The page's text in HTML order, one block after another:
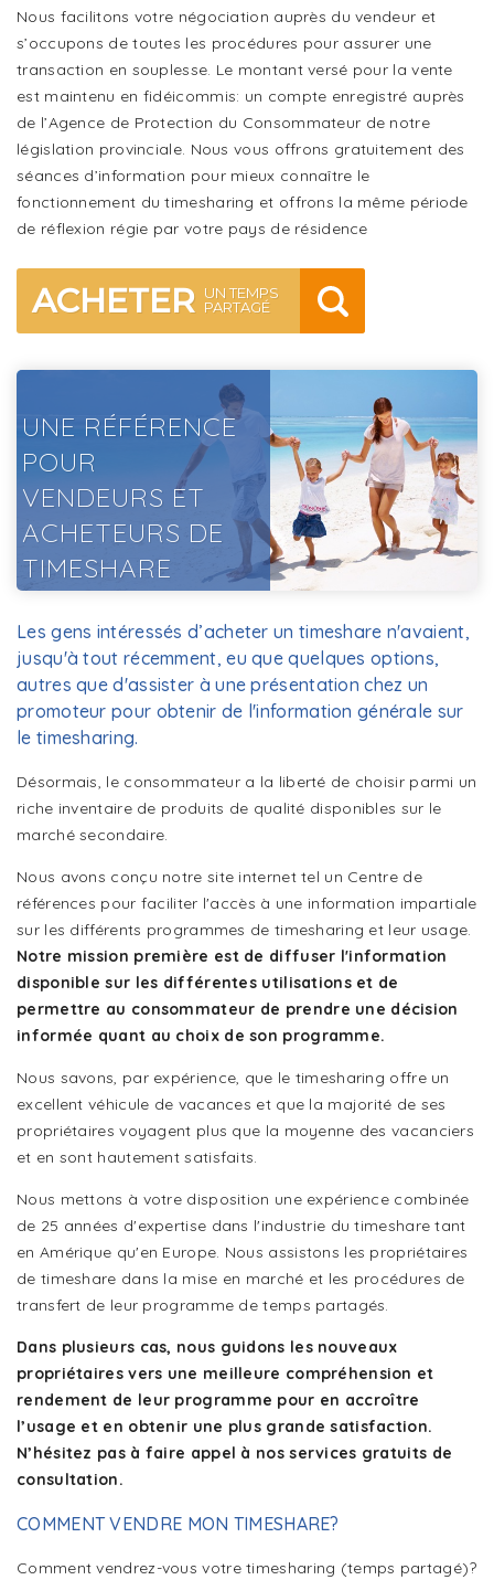
Nous facilitons votre négociation auprès du vendeur et
s’occupons de toutes les procédures pour assurer une
transaction en souplesse. Le montant versé pour la vente
est maintenu en fidéicommis: un compte enregistré auprès
de l’Agence de Protection du Consommateur de notre
législation provinciale. Nous vous offrons gratuitement des
séances d’information pour mieux connaître le
fonctionnement du timesharing et offrons la même période
de réflexion régie par votre pays de résidence
ACHETER UN TEMPS
PARTAGÉ
UNE RÉFÉRENCE
POUR
VENDEURS ET
ACHETEURS DE
TIMESHARE
Les gens intéressés d’acheter un timeshare n'avaient,
jusqu'à tout récemment, eu que quelques options,
autres que d'assister à une présentation chez un
promoteur pour obtenir de l'information générale sur
le timesharing.
Désormais, le consommateur a la liberté de choisir parmi un
riche inventaire de produits de qualité disponibles sur le
marché secondaire.
Nous avons conçu notre site internet tel un Centre de
références pour faciliter l'accès à une information impartiale
sur les différents programmes de timesharing et leur usage.
Notre mission première est de diffuser l'information
disponible sur les différentes utilisations et de
permettre au consommateur de prendre une décision
informée quant au choix de son programme.
Nous savons, par expérience, que le timesharing offre un
excellent véhicule de vacances et que la majorité de ses
propriétaires voyagent plus que la moyenne des vacanciers
et en sont hautement satisfaits.
Nous mettons à votre disposition une expérience combinée
de 25 années d'expertise dans l'industrie du timeshare tant
en Amérique qu'en Europe. Nous assistons les propriétaires
de timeshare dans la mise en marché et les procédures de
transfert de leur programme de temps partagés.
Dans plusieurs cas, nous guidons les nouveaux
propriétaires vers une meilleure compréhension et
rendement de leur programme pour en accroître
l’usage et en obtenir une plus grande satisfaction.
N’hésitez pas à faire appel à nos services gratuits de
consultation.
COMMENT VENDRE MON TIMESHARE?
Comment vendrez-vous votre timesharing (temps partagé)?